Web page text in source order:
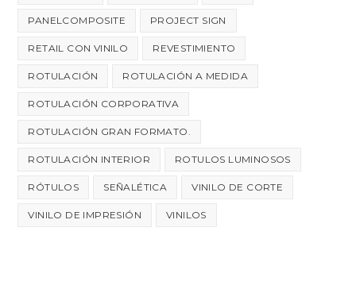
PANELCOMPOSITE PROJECT SIGN
RETAIL CON VINILO REVESTIMIENTO
ROTULACIÓN ROTULACIÓN A MEDIDA
ROTULACIÓN CORPORATIVA
ROTULACIÓN GRAN FORMATO.
ROTULACIÓN INTERIOR ROTULOS LUMINOSOS
RÓTULOS SEÑALÉTICA VINILO DE CORTE
VINILO DE IMPRESIÓN VINILOS